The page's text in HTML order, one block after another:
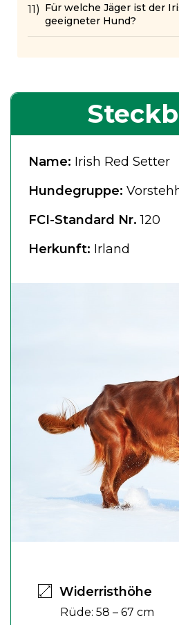
Für welche Jäger ist der
geeigneter Hund?
Name: Irish Red Setter
Hundegruppe:
FCI-Standard Nr. 120
Herkunft: Irland
Widerristhöhe
Rüde: 58 – 67 cm